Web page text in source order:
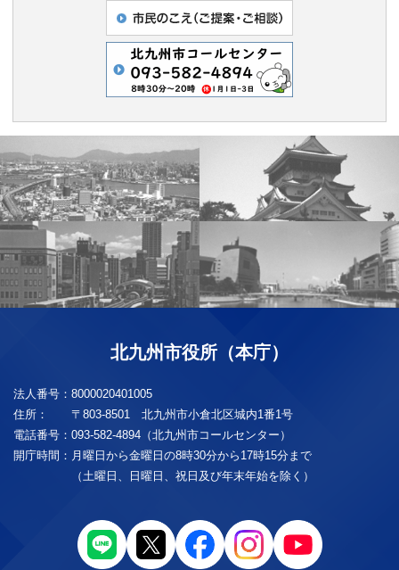
北九州市役所（本庁）
法人番号： 8000020401005
住所：
〒803-8501 北九州市小倉北区城内1番1号
電話番号： 093-582-4894（北九州市コールセンター）
開庁時間： 月曜日から金曜日の8時30分から17時15分まで
（土曜日、日曜日、祝日及び年末年始を除く）